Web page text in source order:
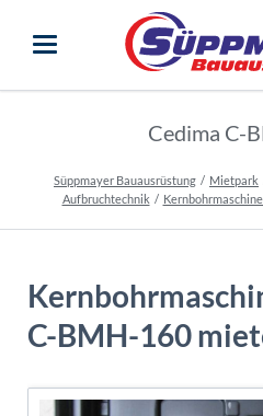
Cedima C-
Süppmayer Bauausrüstung Mietpark
Aufbruchtechnik
C-BMH-160